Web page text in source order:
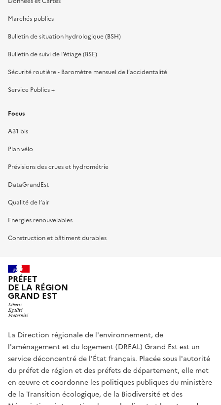
Marchés publics
Bulletin de situation hydrologique (BSH)
Bulletin de suivi de l’étiage (BSE)
Sécurité routière - Baromètre mensuel de l’accidentalité
Service Publics +
Focus
A31 bis
Plan vélo
Prévisions des crues et hydrométrie
DataGrandEst
Qualité de l’air
Energies renouvelables
Construction et bâtiment durables
PRÉFET
DE LA RÉGION
GRAND EST
La Direction régionale de l'environnement, de
l'aménagement et du logement (DREAL) Grand Est est un
service déconcentré de l'État français. Placée sous l'autorité
du préfet de région et des préfets de département, elle met
en œuvre et coordonne les politiques publiques du ministère
de la Transition écologique, de la Biodiversité et des